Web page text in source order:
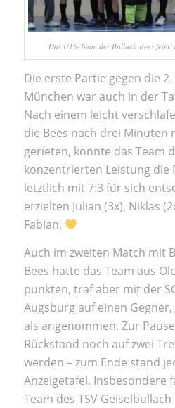
Das U15-Team der Bullach Bees feiert
Die erste Partie gegen die
München war auch in der
Nach einem leicht
die Bees nach drei Minuten
gerieten, konnte das Team
konzentrierten Leistung die
letztlich mit 7:3 für sich
erzielten Julian (3x), Niklas
Fabian.
Auch im zweiten Match mit
Bees hatte das Team aus
punkten, traf aber mit der
Augsburg auf einen
als angenommen. Zur
Rückstand noch auf zwei
werden – zum Ende stand
Anzeigetafel. Insbesondere
Team des TSV